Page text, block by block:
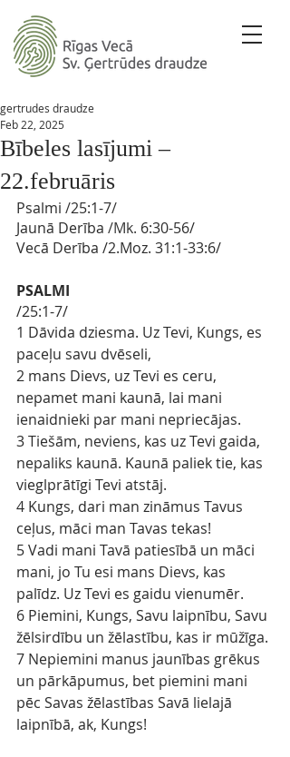
Bībeles lasījumi –
22.februāris
gertrudes draudze
Feb 22, 2025
Psalmi /25:1-7/
Jaunā Derība /Mk. 6:30-56/
Vecā Derība /2.Moz. 31:1-33:6/
PSALMI
/25:1-7/
1 Dāvida dziesma. Uz Tevi, Kungs, es
paceļu savu dvēseli,
2 mans Dievs, uz Tevi es ceru,
nepamet mani kaunā, lai mani
ienaidnieki par mani nepriecājas.
3 Tiešām, neviens, kas uz Tevi gaida,
nepaliks kaunā. Kaunā paliek tie, kas
vieglprātīgi Tevi atstāj.
4 Kungs, dari man zināmus Tavus
ceļus, māci man Tavas tekas!
5 Vadi mani Tavā patiesībā un māci
mani, jo Tu esi mans Dievs, kas
palīdz. Uz Tevi es gaidu vienumēr.
6 Piemini, Kungs, Savu laipnību, Savu
žēlsirdību un žēlastību, kas ir mūžīga.
7 Nepiemini manus jaunības grēkus
un pārkāpumus, bet piemini mani
pēc Savas žēlastības Savā lielajā
laipnībā, ak, Kungs!